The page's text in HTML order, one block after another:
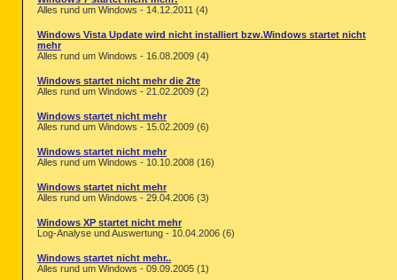
Alles rund um Windows - 14.12.2011 (4)
Windows Vista Update wird nicht installiert bzw.Windows startet nicht
mehr
Alles rund um Windows - 16.08.2009 (4)
Windows startet nicht mehr die 2te
Alles rund um Windows - 21.02.2009 (2)
Windows startet nicht mehr
Alles rund um Windows - 15.02.2009 (6)
Windows startet nicht mehr
Alles rund um Windows - 10.10.2008 (16)
Windows startet nicht mehr
Alles rund um Windows - 29.04.2006 (3)
Windows XP startet nicht mehr
Log-Analyse und Auswertung - 10.04.2006 (6)
Windows startet nicht mehr..
Alles rund um Windows - 09.09.2005 (1)